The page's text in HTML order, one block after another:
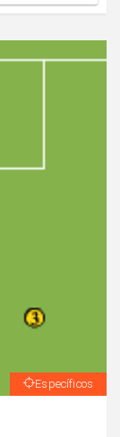
Específicos